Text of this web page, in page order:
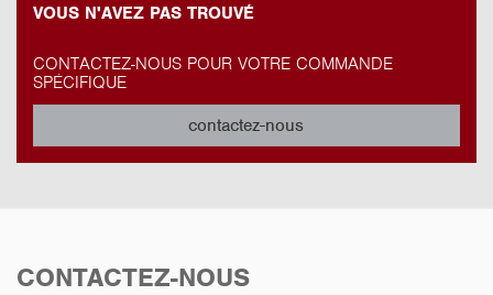
VOUS N'AVEZ PAS TROUVÉ
CONTACTEZ-NOUS POUR VOTRE COMMANDE
SPÉCIFIQUE
contactez-nous
CONTACTEZ-NOUS